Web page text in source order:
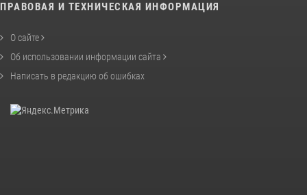
ПРАВОВАЯ И ТЕХНИЧЕСКАЯ ИНФОРМАЦИЯ
О сайте
Об использовании информации сайта
Написать в редакцию об ошибках